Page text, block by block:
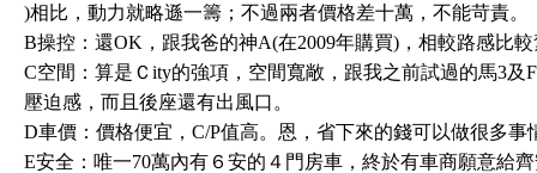
)相比，動力就略遜一籌；不過兩者價格差十萬，不能苛責。
B操控：還OK，跟我爸的神A(在2009年購買)，相較路感比
C空間：算是Ｃity的強項，空間寬敞，跟我之前試過的馬3及
壓迫感，而且後座還有出風口。
D車價：價格便宜，C/P值高。恩，省下來的錢可以做很多事
E安全：唯一70萬內有６安的４門房車，終於有車商願意給